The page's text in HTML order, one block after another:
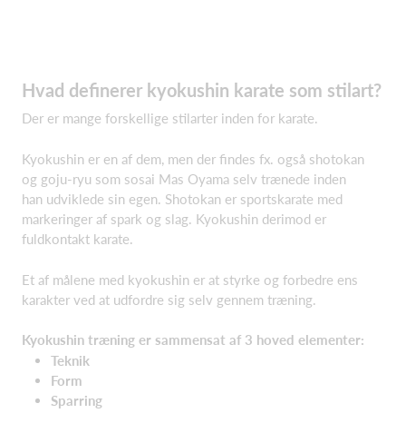
Hvad definerer kyokushin karate som stilart?
Der er mange forskellige stilarter inden for karate.
Kyokushin er en af dem, men der findes fx. også shotokan
og goju-ryu som sosai Mas Oyama selv trænede inden
han udviklede sin egen. Shotokan er sportskarate med
markeringer af spark og slag. Kyokushin derimod er
fuldkontakt karate.
Et af målene med kyokushin er at styrke og forbedre ens
karakter ved at udfordre sig selv gennem træning.
Kyokushin træning er sammensat af 3 hoved elementer:
Teknik
Form
Sparring